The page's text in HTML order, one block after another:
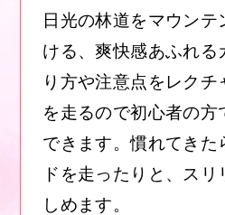
日光の林道をマウン
ける、爽快感あふれる
り方や注意点をレク
を走るので初心者の方
できます。慣れてきた
ドを走ったりと、ス
しめます。